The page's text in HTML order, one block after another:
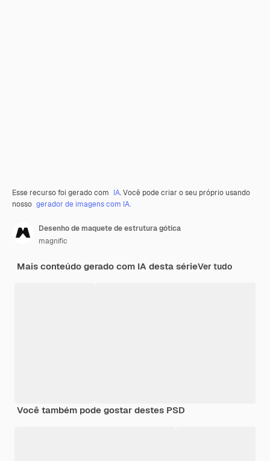
Esse recurso foi gerado com IA. Você pode criar o seu próprio usando
nosso gerador de imagens com IA.
Desenho de maquete de estrutura gótica
magnific
Mais conteúdo gerado com IA desta sérieVer tudo
Você também pode gostar destes PSD